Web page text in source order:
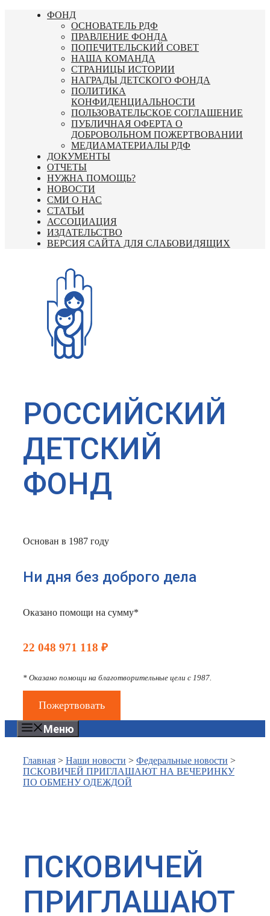
Перейти
ФОНД
ОСНОВАТЕЛЬ РДФ
ПРАВЛЕНИЕ ФОНДА
ПОПЕЧИТЕЛЬСКИЙ СОВЕТ
НАША КОМАНДА
СТРАНИЦЫ ИСТОРИИ
НАГРАДЫ ДЕТСКОГО ФОНДА
ПОЛИТИКА
КОНФИДЕНЦИАЛЬНОСТИ
ПОЛЬЗОВАТЕЛЬСКОЕ СОГЛАШЕНИЕ
ПУБЛИЧНАЯ ОФЕРТА О
ДОБРОВОЛЬНОМ ПОЖЕРТВОВАНИИ
МЕДИАМАТЕРИАЛЫ РДФ
ДОКУМЕНТЫ
ОТЧЕТЫ
НУЖНА ПОМОЩЬ?
НОВОСТИ
СМИ О НАС
СТАТЬИ
АССОЦИАЦИЯ
ИЗДАТЕЛЬСТВО
ВЕРСИЯ САЙТА ДЛЯ СЛАБОВИДЯЩИХ
РОССИЙСКИЙ
ДЕТСКИЙ
ФОНД
Основан в 1987 году
Ни дня без доброго дела
Оказано помощи на сумму*
22 048 971 118 ₽
* Оказано помощи на благотворительные цели с 1987.
Пожертвовать
Меню
Главная > Наши новости > Федеральные новости >
ПСКОВИЧЕЙ ПРИГЛАШАЮТ НА ВЕЧЕРИНКУ
ПО ОБМЕНУ ОДЕЖДОЙ
ПСКОВИЧЕЙ
ПРИГЛАШАЮТ